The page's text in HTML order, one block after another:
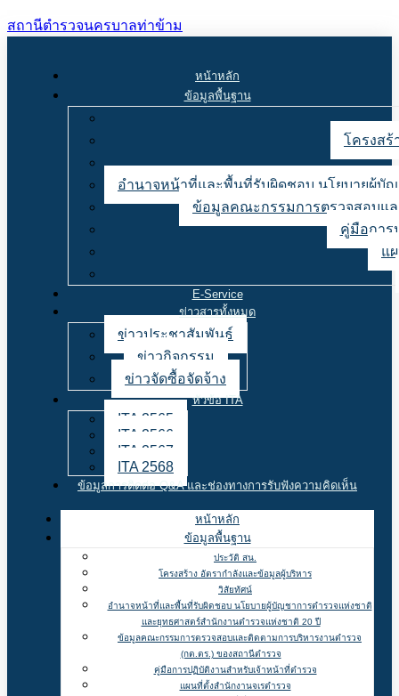
สถานีตำรวจนครบาลท่าข้าม
หน้าหลัก
ข้อมูลพื้นฐาน
โครงสร้
อำนาจหน้าที่และพื้นที่รับผิดชอบ นโยบายผู้บั
ข้อมูลคณะกรรมการตรวจสอบแล
คู่มือการ
แ
E-Service
ข่าวสารทั้งหมด
ข่าวประชาสัมพันธ์
ข่าวกิจกรรม
ข่าวจัดซื้อจัดจ้าง
หัวข้อ ITA
ITA 2565
ITA 2566
ITA 2567
ITA 2568
ข้อมูลการติดต่อ Q&A และช่องทางการรับฟังความคิดเห็น
หน้าหลัก
ข้อมูลพื้นฐาน
ประวัติ สน.
โครงสร้าง อัตรากำลังและข้อมูลผู้บริหาร
วิสัยทัศน์
อำนาจหน้าที่และพื้นที่รับผิดชอบ นโยบายผู้บัญชาการตำรวจแห่งชาติ
และยุทธศาสตร์สำนักงานตำรวจแห่งชาติ 20 ปี
ข้อมูลคณะกรรมการตรวจสอบและติดตามการบริหารงานตำรวจ
(กต.ตร.) ของสถานีตำรวจ
คู่มือการปฏิบัติงานสำหรับเจ้าหน้าที่ตำรวจ
แผนที่ตั้งสำนักงานจเรตำรวจ